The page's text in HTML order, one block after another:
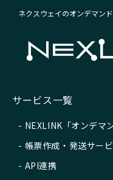
ネクスウェイのオンデマン
サービス一覧
NEXLINK「オンデマ
帳票作成・発送サー
API連携